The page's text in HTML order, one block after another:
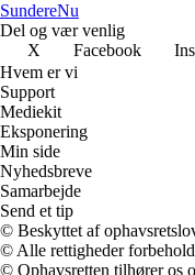
SundereNu
Del og vær venlig
X
Facebook
Hvem er vi
Support
Mediekit
Eksponering
Min side
Nyhedsbreve
Samarbejde
Send et tip
© Beskyttet af
© Alle rettigheder
© Ophavsretten tilhører os